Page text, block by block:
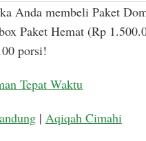
Anda membeli Paket
Paket Hemat (Rp
porsi!
Tepat Waktu
| Aqiqah Cimahi